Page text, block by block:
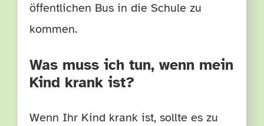
öffentlichen Bus in die Schule zu
kommen.
Was muss ich tun, wenn mein
Kind krank ist?
Wenn Ihr Kind krank ist, sollte es zu